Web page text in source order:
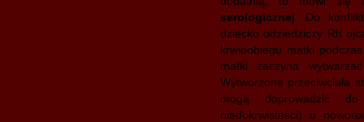
serologicznej . Do
dziecko odziedziczy Rh
krwioobiegu matki
matki zaczyna
Wytworzone przeciwciała
mogą doprowadzić
niedokrwistości) u